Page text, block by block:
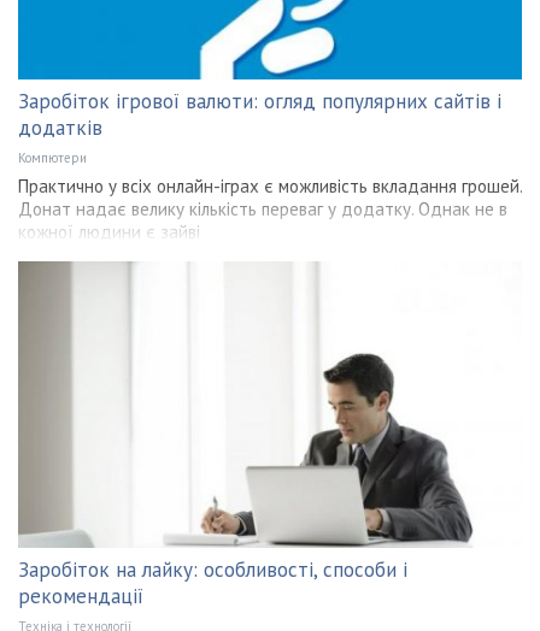
Заробіток ігрової валюти: огляд популярних сайтів і
додатків
Компютери
Практично у всіх онлайн-іграх є можливість вкладання грошей.
Донат надає велику кількість переваг у додатку. Однак не в
кожної людини є зайві
Заробіток на лайку: особливості, способи і
рекомендації
Техніка і технології